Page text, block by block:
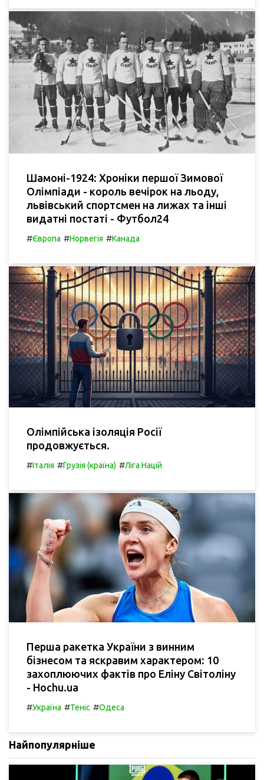
Шамоні-1924: Хроніки першої Зимової
Олімпіади - король вечірок на льоду,
львівський спортсмен на лижах та інші
видатні постаті - Футбол24
#Європа #Норвегія #Канада
Олімпійська ізоляція Росії
продовжується.
#Італія #Грузія (країна) #Ліга Націй
Перша ракетка України з винним
бізнесом та яскравим характером: 10
захоплюючих фактів про Еліну Світоліну
- Hochu.ua
#Україна #Теніс #Одеса
Найпопулярніше